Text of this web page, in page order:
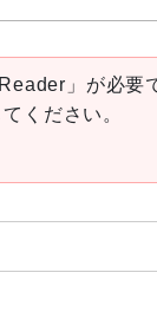
」が必要
ください。